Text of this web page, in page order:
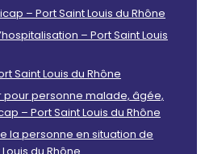
– Port Saint Louis du Rhône
– Port Saint Louis
Saint Louis du Rhône
pour personne malade, âgée,
– Port Saint Louis du Rhône
la personne en situation de